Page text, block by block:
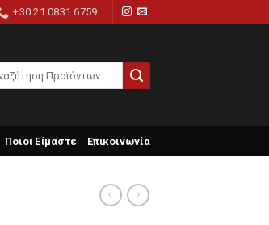
+30 21 0831 6759
Ποιοι Είμαστε Επικοινωνία